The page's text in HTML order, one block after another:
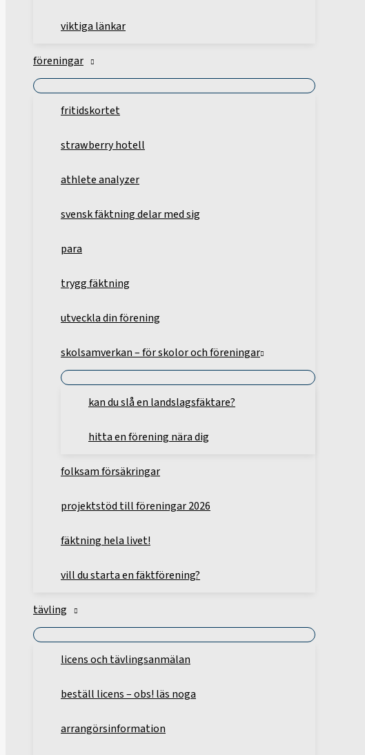
viktiga länkar
föreningar
fritidskortet
strawberry hotell
athlete analyzer
svensk fäktning delar med sig
para
trygg fäktning
utveckla din förening
skolsamverkan – för skolor och föreningar
kan du slå en landslagsfäktare?
hitta en förening nära dig
folksam försäkringar
projektstöd till föreningar 2026
fäktning hela livet!
vill du starta en fäktförening?
tävling
licens och tävlingsanmälan
beställ licens – obs! läs noga
arrangörsinformation